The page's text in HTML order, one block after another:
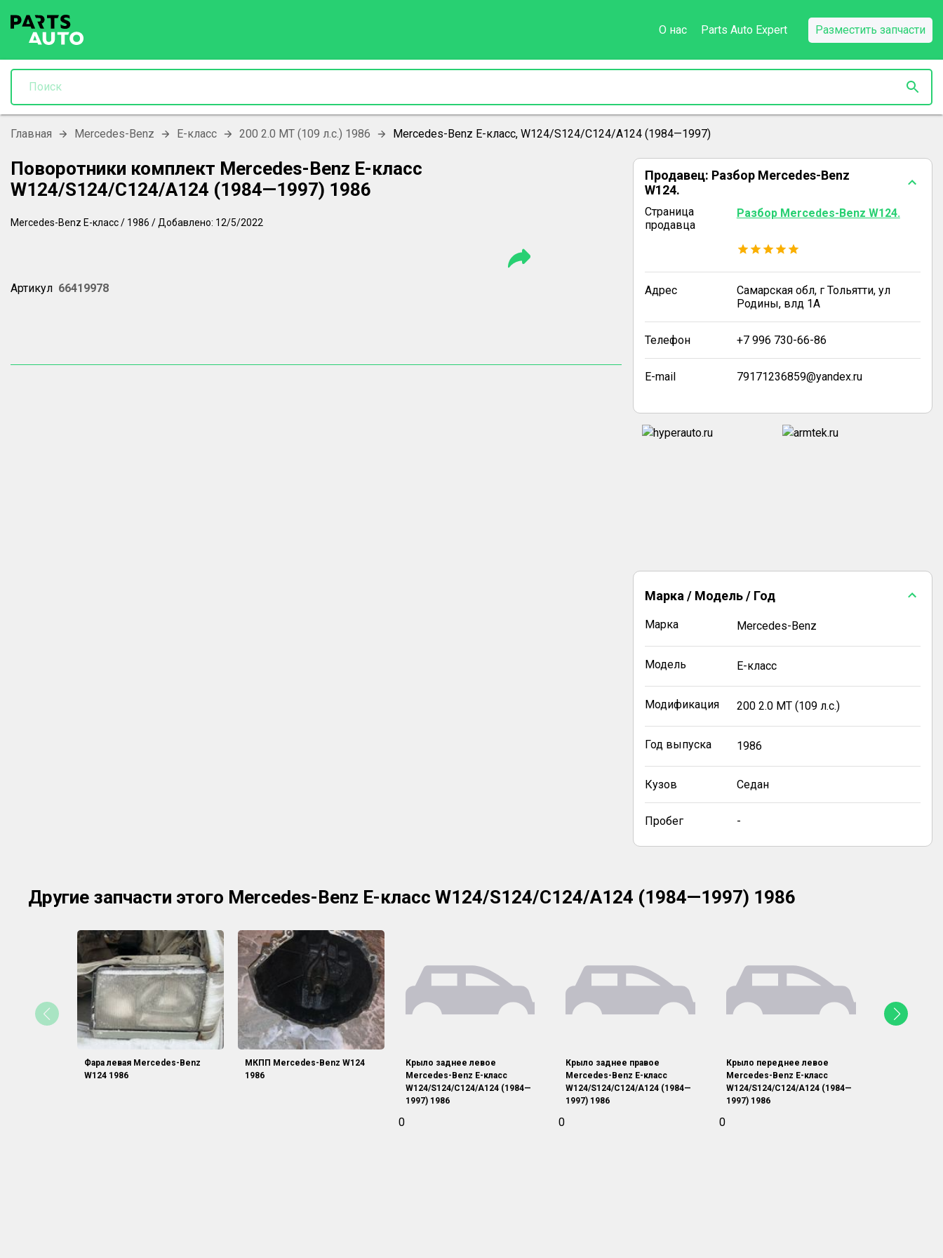
О нас Parts Auto Expert Разместить запчасти
Главная Mercedes-Benz E-класс 200 2.0 MT (109 л.с.) 1986 Mercedes-Benz E-класс, W124/S124/C124/A124 (1984—1997)
Поворотники комплект Mercedes-Benz E-класс
W124/S124/C124/A124 (1984—1997) 1986
Mercedes-Benz E-класс/ 1986 / Добавлено: 12/5/2022
Артикул 66419978
Продавец: Разбор Mercedes-Benz
W124.
Страница
продавца
Разбор Mercedes-Benz W124.
Адрес
Самарская обл, г Тольятти, ул
Родины, влд 1А
Телефон +7 996 730-66-86
E-mail 79171236859@yandex.ru
Марка / Модель / Год
Марка Mercedes-Benz
Модель E-класс
Модификация 200 2.0 MT (109 л.с.)
Год выпуска 1986
Кузов Седан
Пробег -
Другие запчасти этого Mercedes-Benz E-класс W124/S124/C124/A124 (1984—1997) 1986
Фара левая Mercedes-Benz
W124 1986
МКПП Mercedes-Benz W124
1986
Крыло заднее левое
Mercedes-Benz E-класс
W124/S124/C124/A124 (1984—
1997) 1986
0
Крыло заднее правое
Mercedes-Benz E-класс
W124/S124/C124/A124 (1984—
1997) 1986
0
Крыло переднее левое
Mercedes-Benz E-класс
W124/S124/C124/A124 (1984—
1997) 1986
0